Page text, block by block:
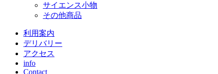
サイエンス小物
その他商品
利用案内
デリバリー
アクセス
info
Contact